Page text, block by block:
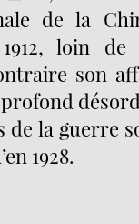
de la
loin de
son
la guerre
1928.